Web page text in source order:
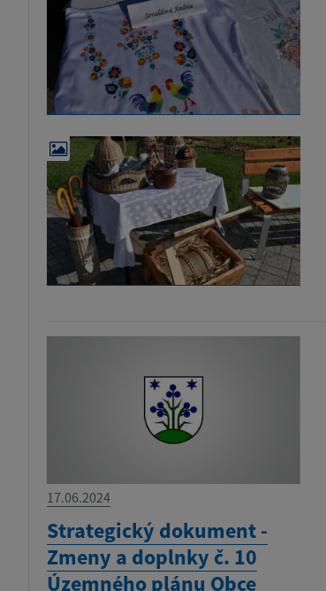
17.06.2024
Strategický dokument -
Zmeny a doplnky č. 10
Územného plánu Obce